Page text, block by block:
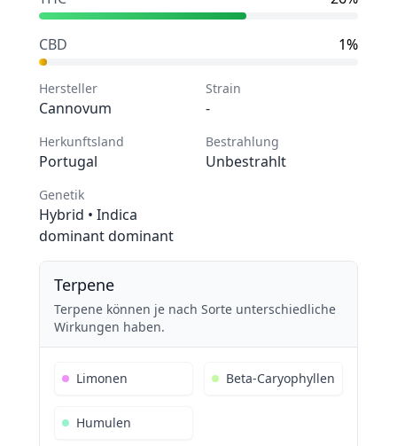
CBD 1%
Hersteller
Cannovum
Strain
-
Herkunftsland
Portugal
Bestrahlung
Unbestrahlt
Genetik
Hybrid • Indica
dominant dominant
Terpene
Terpene können je nach Sorte unterschiedliche
Wirkungen haben.
Limonen Beta-Caryophyllen
Humulen